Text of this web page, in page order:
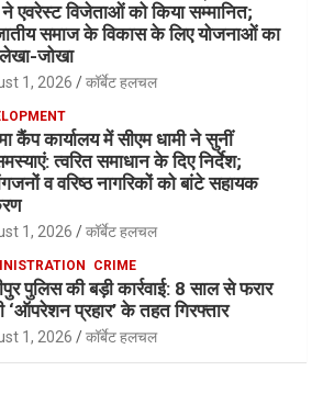
ने एवरेस्ट विजेताओं को किया सम्मानित;
समाज के विकास के लिए योजनाओं का
जोखा
1, 2026 कॉर्बेट हलचल
कैंप कार्यालय में सीएम धामी ने सुनीं
त्वरित समाधान के दिए निर्देश;
व वरिष्ठ नागरिकों को बांटे सहायक
1, 2026 कॉर्बेट हलचल
CRIME
पुलिस की बड़ी कार्रवाई: 8 साल से फरार
‘ऑपरेशन प्रहार’ के तहत गिरफ्तार
1, 2026 कॉर्बेट हलचल